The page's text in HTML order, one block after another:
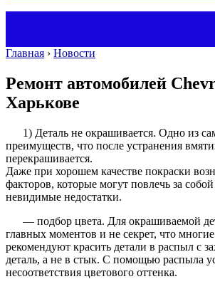
Главная › Новости
Ремонт автомобилей
Харькове
1) Деталь не окрашивается. Одно из
преимуществ, что после устранения
перекрашивается.
Даже при хорошем качестве покраски
факторов, которые могут повлечь за
невидимые недостатки.
— подбор цвета. Для окрашиваемой
главных моментов и не секрет, что
рекомендуют красить детали в распыл с
деталь, а не в стык. С помощью распыла
несоответствия цветового оттенка.